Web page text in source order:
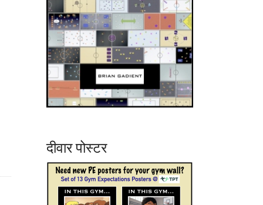
दीवार पोस्टर